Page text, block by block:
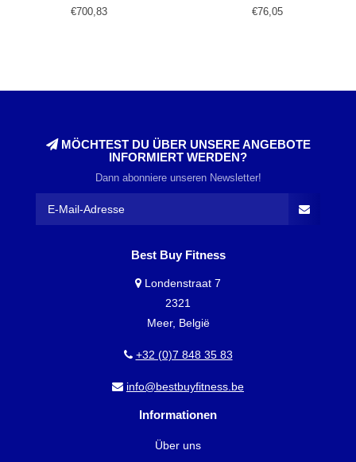
Line
€700,83
€76,05
MÖCHTEST DU ÜBER UNSERE ANGEBOTE
INFORMIERT WERDEN?
Dann abonniere unseren Newsletter!
Best Buy Fitness
Londenstraat 7
2321
Meer, België
+32 (0)7 848 35 83
info@bestbuyfitness.be
Informationen
Über uns